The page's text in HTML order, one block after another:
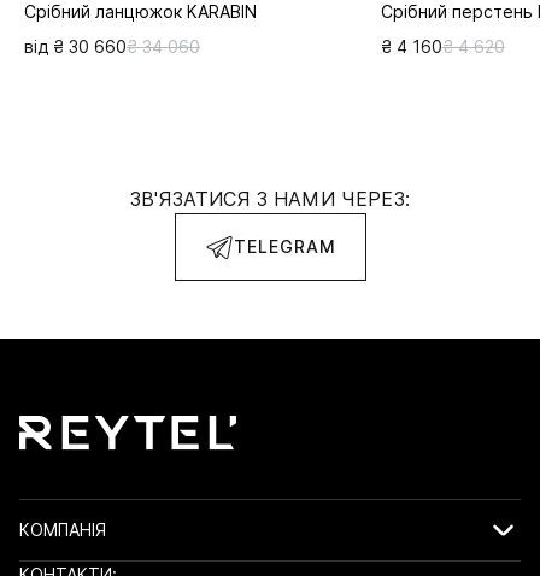
Срібний ланцюжок KARABIN
від ₴ 30 660₴ 34 060
Срібний перстень
₴ 4 160₴ 4 620
ЗВ'ЯЗАТИСЯ З НАМИ ЧЕРЕЗ:
TELEGRAM
КОМПАНІЯ